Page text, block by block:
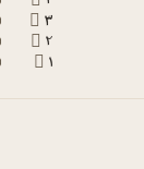
3
2
1